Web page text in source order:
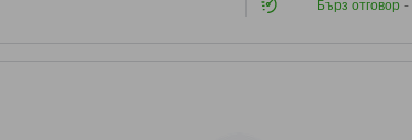
Бърз отговор -